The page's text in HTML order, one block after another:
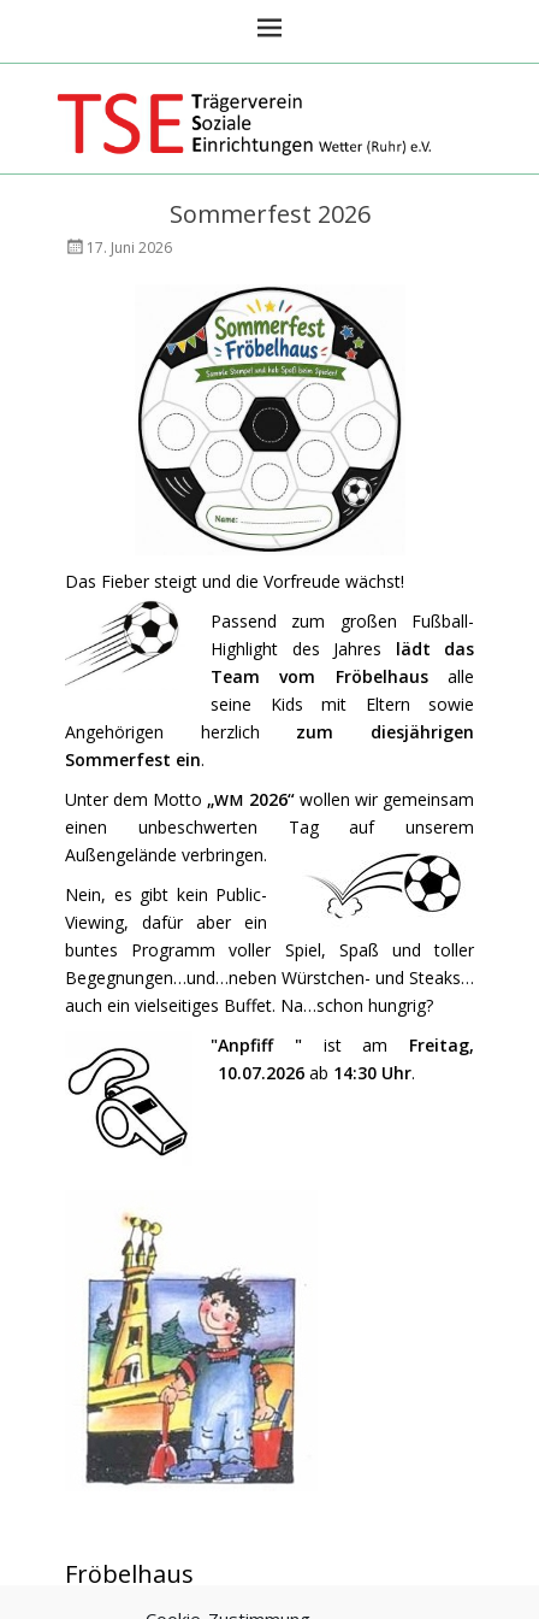
TSE Wetter Ruhr
Sommerfest 2026
Veröffentlicht
17. Juni 2026
Das Fieber steigt und die Vorfreude wächst!
Passend zum großen Fußball-
Highlight des Jahres lädt das
Team vom Fröbelhausalle
seine Kids mit Eltern sowie
Angehörigen herzlich zum diesjährigen
Sommerfest ein.
Unter dem Motto „WM 2026“wollen wir gemeinsam
einen unbeschwerten Tag auf unserem
Außengelände verbringen.
Nein, es gibt kein Public-
Viewing, dafür aber ein
buntes Programm voller Spiel, Spaß und toller
Begegnungen…und…neben Würstchen- und Steaks…
auch ein vielseitiges Buffet. Na…schon hungrig?
"Anpfiff " ist am Freitag,
10.07.2026 ab 14:30 Uhr.
Fröbelhaus